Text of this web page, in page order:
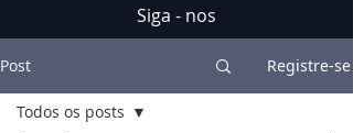
Siga - nos
Post Registre-se
Todos os posts